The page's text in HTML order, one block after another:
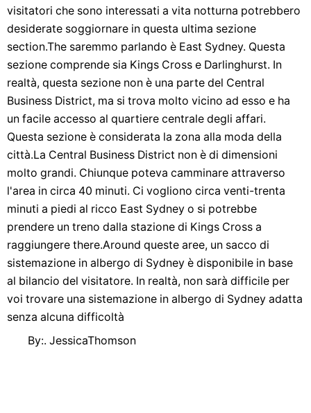
visitatori che sono interessati a vita notturna potrebbero
desiderate soggiornare in questa ultima sezione
section.The saremmo parlando è East Sydney. Questa
sezione comprende sia Kings Cross e Darlinghurst. In
realtà, questa sezione non è una parte del Central
Business District, ma si trova molto vicino ad esso e ha
un facile accesso al quartiere centrale degli affari.
Questa sezione è considerata la zona alla moda della
città.La Central Business District non è di dimensioni
molto grandi. Chiunque poteva camminare attraverso
l'area in circa 40 minuti. Ci vogliono circa venti-trenta
minuti a piedi al ricco East Sydney o si potrebbe
prendere un treno dalla stazione di Kings Cross a
raggiungere there.Around queste aree, un sacco di
sistemazione in albergo di Sydney è disponibile in base
al bilancio del visitatore. In realtà, non sarà difficile per
voi trovare una sistemazione in albergo di Sydney adatta
senza alcuna difficoltà
By:. JessicaThomson